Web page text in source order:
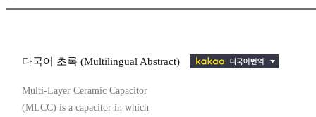
다국어 초록 (Multilingual Abstract)
Multi-Layer Ceramic Capacitor
(MLCC) is a capacitor in which